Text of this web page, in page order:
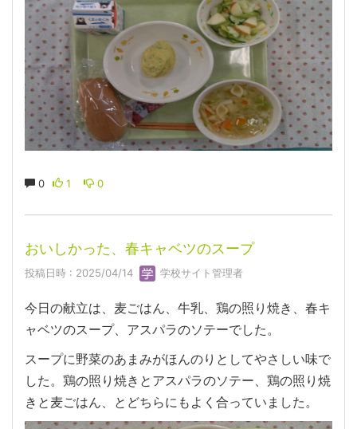
0 1 0
おいしかった、春キャベツのスープ
投稿日時 : 2025/04/14 学校サイト管理者
今日の献立は、麦ごはん、牛乳、鶏の照り焼き、春キ
ャベツのスープ、アスパラのソテーでした。
スープに野菜のあまみがほんのりとしてやさしい味で
した。鶏の照り焼きとアスパラのソテー、鶏の照り焼
きと麦ごはん、とどちらにもよく合っていました。